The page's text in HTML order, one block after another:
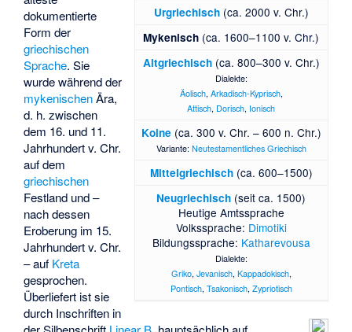
Urgriechisch (ca. 2000 v. Chr.)
Mykenisch (ca. 1600–1100 v. Chr.)
Altgriechisch(ca. 800–300 v. Chr.)
Dialekte:
Äolisch, Arkadisch-Kyprisch,
Attisch, Dorisch, Ionisch
Koine (ca. 300 v. Chr. – 600 n. Chr.)
Variante: Neutestamentliches Griechisch
Mittelgriechisch(ca. 600–1500)
Neugriechisch (seit ca. 1500)
Heutige Amtssprache
Volkssprache: Dimotiki
Bildungssprache: Katharevousa
Dialekte:
Griko, Jevanisch, Kappadokisch,
Pontisch, Tsakonisch, Zypriotisch
dokumentierte
Form der
griechischen
Sprache. Sie
wurde während der
mykenischenÄra,
d. h. zwischen
dem 16. und 11.
Jahrhundert v. Chr.
auf dem
griechischen
Festland und –
nach dessen
Eroberung im 15.
Jahrhundert v. Chr.
– auf Kreta
gesprochen.
Überliefert ist sie
durch Inschriften in